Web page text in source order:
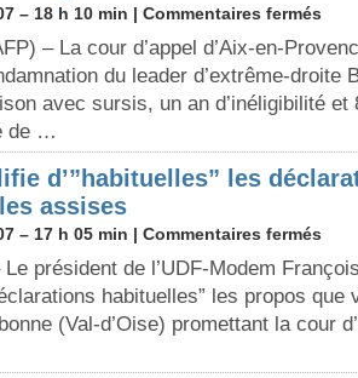
– 18 h 10 min | Commentaires fermés
– La cour d’appel d’Aix-en-
du leader d’extrême-droite
avec sursis, un an d’inéligibilité et
de …
d’”habituelles” les
assises
– 17 h 05 min | Commentaires fermés
président de l’UDF-Modem
habituelles” les propos que
(Val-d’Oise) promettant la cour